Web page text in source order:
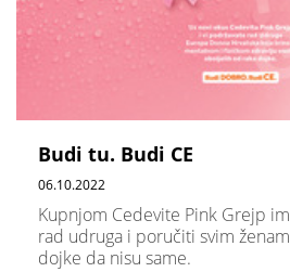
Budi tu. Budi CE
06.10.2022
Kupnjom Cedevite Pink Grejp
rad udruga i poručiti svim
dojke da nisu same.